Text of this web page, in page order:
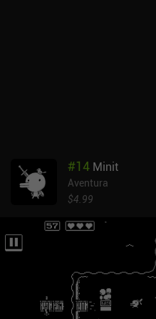
#14 Minit
Aventura
$4.99